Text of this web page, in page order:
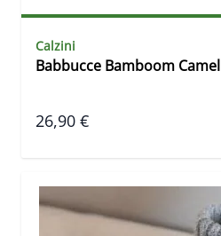
Calzini
Babbucce Bamboom Camel
26,90 €